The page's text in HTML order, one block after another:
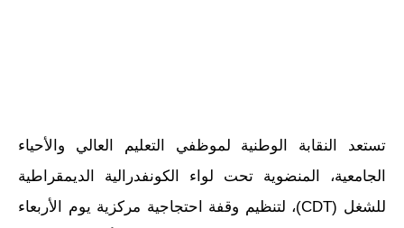
تستعد النقابة الوطنية لموظفي التعليم العالي والأحياء
الجامعية، المنضوية تحت لواء الكونفدرالية الديمقراطية
للشغل (CDT)، لتنظيم وقفة احتجاجية مركزية يوم الأربعاء